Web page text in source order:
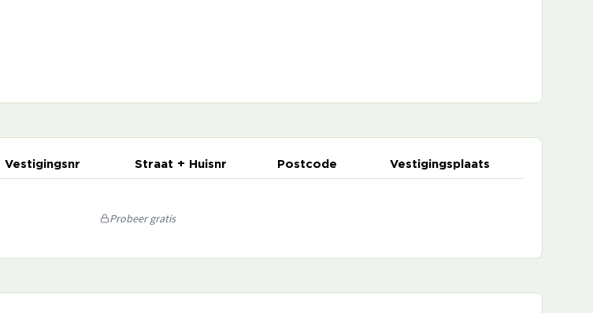
Vestigingsnr Straat + Huisnr Postcode Vestigingsplaats
Probeer gratis